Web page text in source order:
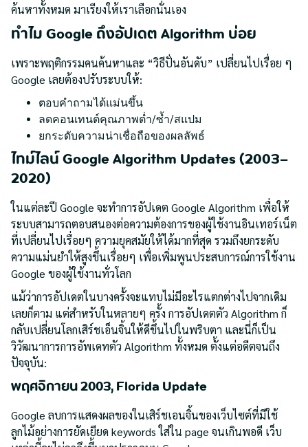
ค้นหาทั้งหมด มาเรียงให้เราเลือกนั่นเอง
ทำไม Google ถึงอัปเดต Algorithm บ่อย
เพราะพฤติกรรมคนค้นหาและ “วิธีปั่นอันดับ” เปลี่ยนไปเรื่อย ๆ
Google เลยต้องปรับระบบให้:
ตอบคำถามได้แม่นขึ้น
ลดคอนเทนต์คุณภาพต่ำ/ซ้ำ/สแปม
ยกระดับความน่าเชื่อถือของผลลัพธ์
ไทม์ไลน์ Google Algorithm Updates (2003–
2020)
ในแต่ละปี Google จะทำการอัปเดต Google Algorithm เพื่อให้
ระบบสามารถตอบสนองต่อความต้องการของผู้ใช้งานอินเทอร์เน็ต
ที่เปลี่ยนไปเรื่อยๆ ความยุคสมัยให้ได้มากที่สุด รวมถึงยกระดับ
ความแม่นยำให้สูงขึ้นเรื่อยๆ เพื่อเพิ่มพูนประสบการณ์การใช้งาน
Google ของผู้ใช้งานทั่วโลก
แม้ว่าการอัปเดตในบางครั้งจะแทบไม่มีอะไรแตกต่างไปจากเดิม
เลยก็ตาม แต่สำหรับในหลายๆ ครั้ง การอัปเดตตัว Algorithm ก็
กลับเปลี่ยนโลกเสิร์ชเอ็นจิ้นให้ดีขึ้นไปในพริบตา และนี่ก็เป็น
วิวัฒนาการการอัพเดทตัว Algorithm ทั้งหมด ตั้งแต่อดีตจนถึง
ปัจจุบัน:
พฤศจิกายน 2003, Florida Update
Google ลบการแสดงผลของในเสิร์ชเอนจิ้นของเว็บไซต์ที่มีใช้
ลูกไม้อย่างการยัดเยียด keywords ใส่ใน page จนเกินพอดี เว็บ